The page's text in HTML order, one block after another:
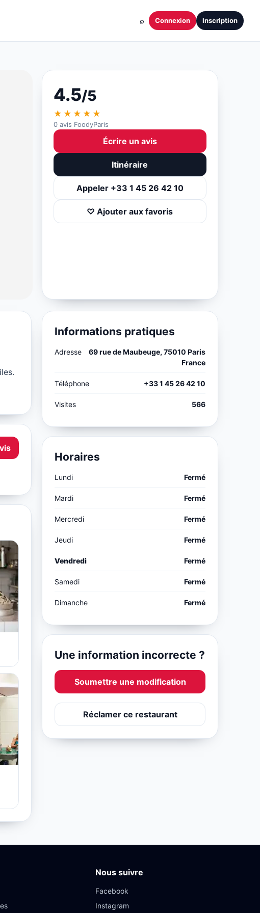
⌕ Connexion Inscription
4.5/5
★★★★★
0 avis FoodyParis
Écrire un avis
Itinéraire
Appeler +33 1 45 26 42 10
♡ Ajouter aux favoris
Informations pratiques
Adresse
69 rue de Maubeuge, 75010 Paris
France
Téléphone +33 1 45 26 42 10
Visites 566
Horaires
Lundi Fermé
Mardi Fermé
Mercredi Fermé
Jeudi Fermé
Vendredi Fermé
Samedi Fermé
Dimanche Fermé
Une information incorrecte ?
Soumettre une modification
Réclamer ce restaurant
Nous suivre
Facebook
Instagram